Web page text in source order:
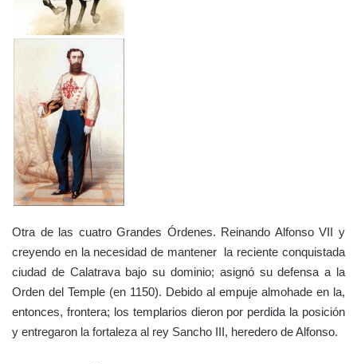
Otra de las cuatro Grandes Órdenes. Reinando Alfonso VII y
creyendo en la necesidad de mantener la reciente conquistada
ciudad de Calatrava bajo su dominio; asignó su defensa a la
Orden del Temple (en 1150). Debido al empuje almohade en la,
entonces, frontera; los templarios dieron por perdida la posición
y entregaron la fortaleza al rey Sancho III, heredero de Alfonso.